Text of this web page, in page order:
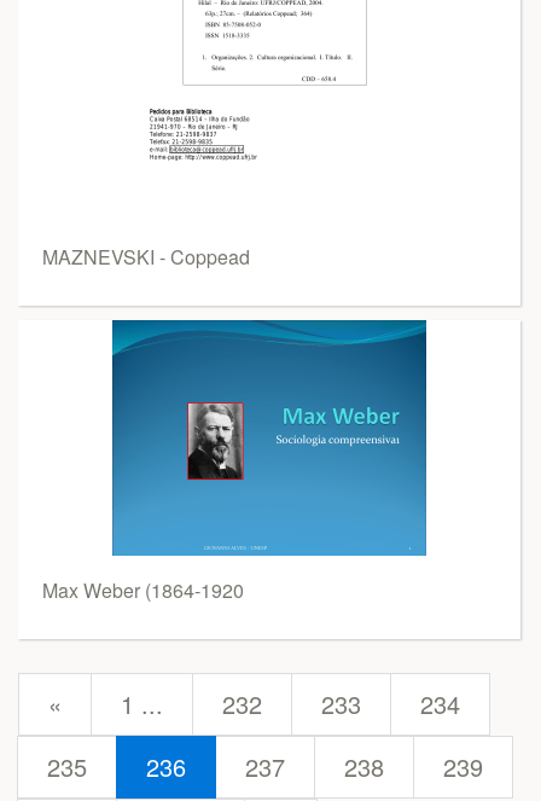
MAZNEVSKI - Coppead
Max Weber (1864-1920
« 1 ... 232 233
234
235
236 237 238 239